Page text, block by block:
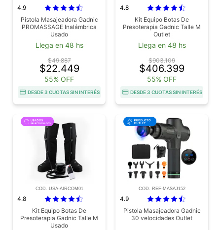
4.9
Pistola Masajeadora Gadnic
PROMASSAGE Inalámbrica
Usado
Llega en 48 hs
$49.887
$22.449
55% OFF
DESDE 3 CUOTAS SIN INTERÉS
4.8
Kit Equipo Botas De
Presoterapia Gadnic Talle M
Outlet
Llega en 48 hs
$903.109
$406.399
55% OFF
DESDE 3 CUOTAS SIN INTERÉS
COD. USA-AIRCOM01
4.8
Kit Equipo Botas De
Presoterapia Gadnic Talle M
Usado
COD. REF-MASAJ152
4.9
Pistola Masajeadora Gadnic
30 velocidades Outlet